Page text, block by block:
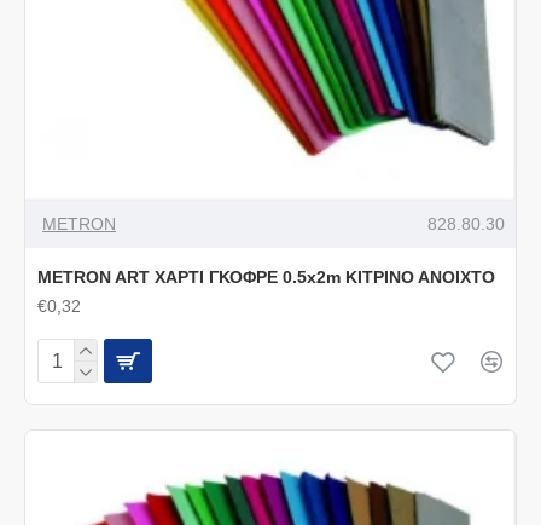
METRON 828.80.30
METRON ART ΧΑΡΤΙ ΓΚΟΦΡΕ 0.5x2m ΚΙΤΡΙΝΟ ΑΝΟΙΧΤΟ
€0,32